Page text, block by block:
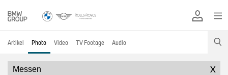
Artikel Photo Video TV Footage Audio
X